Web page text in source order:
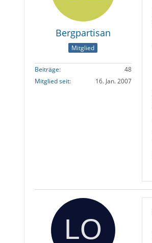
Bergpartisan
Mitglied
Beiträge
48
Mitglied seit
16. Jan. 2007